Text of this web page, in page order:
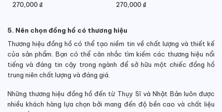
270,000 ₫
270,000 ₫
5. Nên chọn đồng hồ có thương hiệu
Thương hiệu đồng hồ có thể tạo niềm tin về chất lượng và thiết kế
của sản phẩm. Bạn có thể cân nhắc tìm kiếm các thương hiệu nổi
tiếng và đáng tin cậy trong ngành để sở hữu một chiếc đồng hồ
trung niên chất lượng và đáng giá.
Những thương hiệu đồng hồ đến từ Thụy Sĩ và Nhật Bản luôn được
nhiều khách hàng lựa chọn bởi mang đến độ bền cao và chất liệu